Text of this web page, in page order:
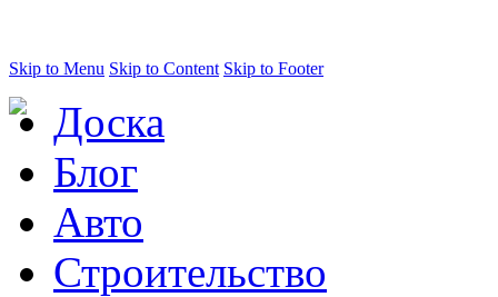
Skip to Menu Skip to Content Skip to Footer
Доска
Блог
Авто
Строительство